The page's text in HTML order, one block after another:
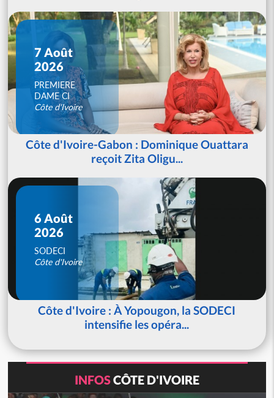
7 Août
2026
PREMIERE
DAME CI
Côte d'Ivoire
Côte d'Ivoire-Gabon : Dominique Ouattara
reçoit Zita Oligu...
6 Août
2026
SODECI
Côte d'Ivoire
Côte d'Ivoire : À Yopougon, la SODECI
intensifie les opéra...
INFOSCÔTE D'IVOIRE